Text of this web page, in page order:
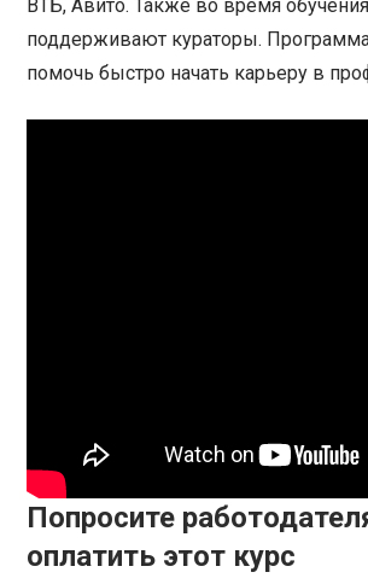
ВТБ, Авито. Также во время
поддерживают кураторы.
помочь быстро начать карьеру в
Попросите
оплатить этот курс